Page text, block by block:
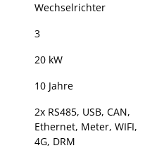
Wechselrichter
3
20 kW
10 Jahre
2x RS485, USB, CAN,
Ethernet, Meter, WIFI,
4G, DRM